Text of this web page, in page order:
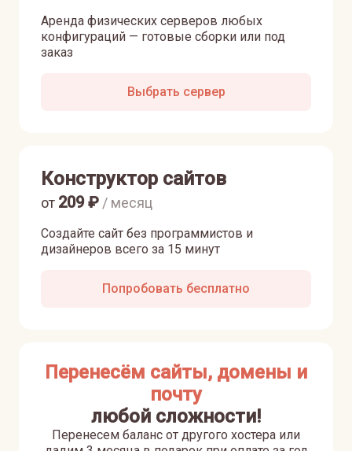
Аренда физических серверов любых
конфигураций — готовые сборки или под
заказ
Выбрать сервер
Конструктор сайтов
Создайте сайт без программистов и
дизайнеров всего за 15 минут
от 209₽ / месяц
Попробовать бесплатно
Перенесём сайты, домены и
почту
любой сложности!
Перенесем баланс от другого хостера или